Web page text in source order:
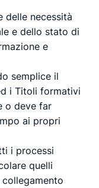
delle necessità
e dello stato di
e
semplice il
i Titoli formativi
o deve far
ai propri
i processi
quelli